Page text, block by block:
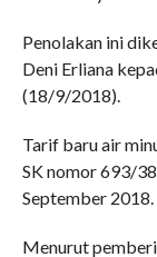
Penolakan ini
Deni Erliana
(18/9/2018).
Tarif baru air
SK nomor 693/
September 2018.
Menurut